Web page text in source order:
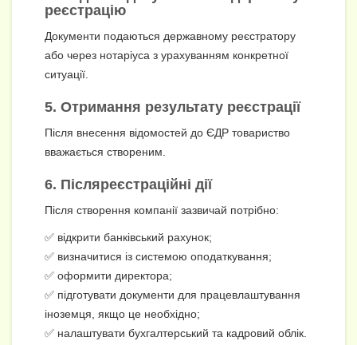
реєстрацію
Документи подаються державному реєстратору
або через нотаріуса з урахуванням конкретної
ситуації.
5. Отримання результату реєстрації
Після внесення відомостей до ЄДР товариство
вважається створеним.
6. Післяреєстраційні дії
Після створення компанії зазвичай потрібно:
✅ відкрити банківський рахунок;
✅ визначитися із системою оподаткування;
✅ оформити директора;
✅ підготувати документи для працевлаштування
іноземця, якщо це необхідно;
✅ налаштувати бухгалтерський та кадровий облік.